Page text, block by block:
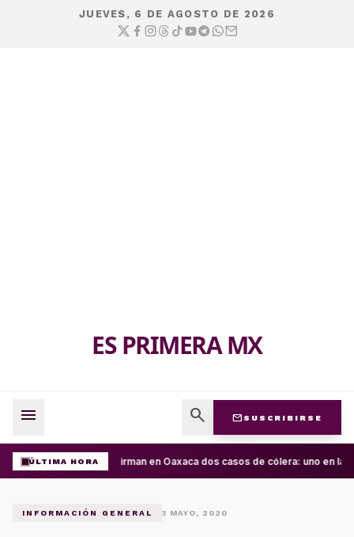
JUEVES, 6 DE AGOSTO DE 2026
ES PRIMERA MX
menu search mail SUSCRIBIRSE
ÚLTIMA HORAConfirman en Oaxaca dos casos de cólera: uno en la
INFORMACIÓN GENERAL 3 MAYO, 2020